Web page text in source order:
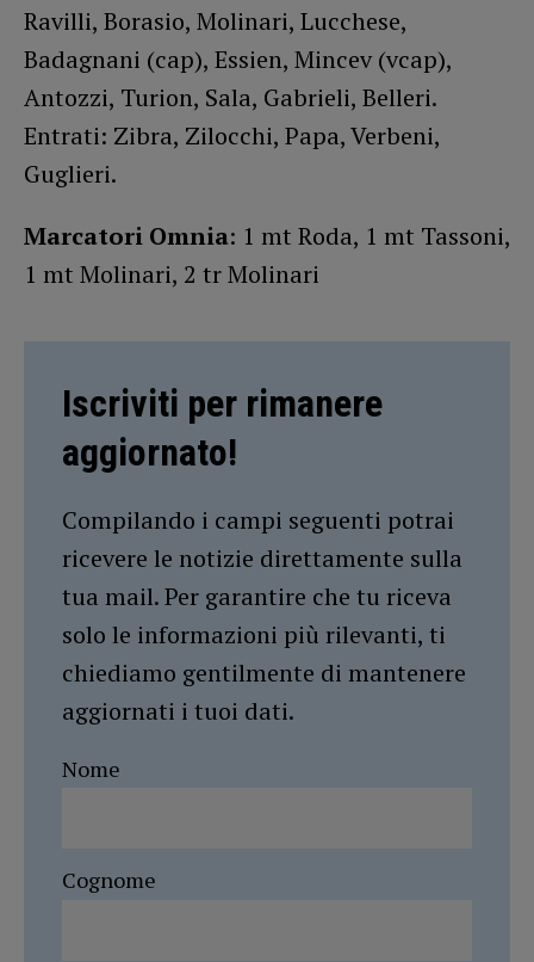
Ravilli, Borasio, Molinari, Lucchese,
Badagnani (cap), Essien, Mincev (vcap),
Antozzi, Turion, Sala, Gabrieli, Belleri.
Entrati: Zibra, Zilocchi, Papa, Verbeni,
Guglieri.
Marcatori Omnia: 1 mt Roda, 1 mt Tassoni,
1 mt Molinari, 2 tr Molinari
Iscriviti per rimanere
aggiornato!
Compilando i campi seguenti potrai
ricevere le notizie direttamente sulla
tua mail. Per garantire che tu riceva
solo le informazioni più rilevanti, ti
chiediamo gentilmente di mantenere
aggiornati i tuoi dati.
Nome
Cognome